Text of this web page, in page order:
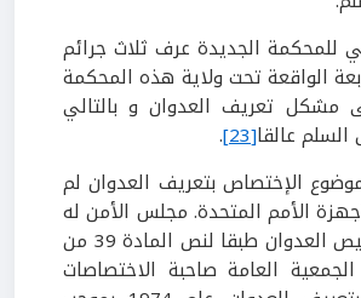
للمحكمة الجديدة عرف ثلاث جرائم
الواقعة تحت ولاية هذه المحكمة
مشكل تعريف العدوان و بالتالي
عالقا[23]
.
الإختصاص بتعريف العدوان لم
الأمم المتحدة. مجلس الأمن له
الحق في تشخيص العدوان طبقا لنص المادة 39 من
الجمعية العامة صاحبة الاختصاصات